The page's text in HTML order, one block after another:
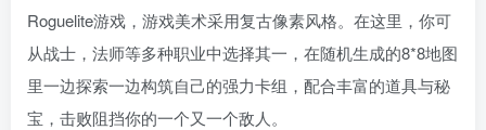
Roguelite游戏，游戏美术采用复古像素风格。在这里，你可
从战士，法师等多种职业中选择其一，在随机生成的8*8地图
里一边探索一边构筑自己的强力卡组，配合丰富的道具与秘
宝，击败阻挡你的一个又一个敌人。